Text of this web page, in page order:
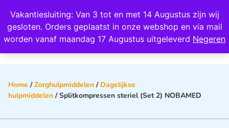
Vakantiesluiting: Van 3 tot en met 14 Augustus zijn wij
gesloten. Orders geplaatst in onze webshop en via mail
worden vanaf maandag 17 Augustus uitgeleverd Negeren
Wij scoren een 4,8 op Google
Home /Zorghulpmiddelen / Dagelijkse
hulpmiddelen / Splitkompressen steriel (Set 2) NOBAMED